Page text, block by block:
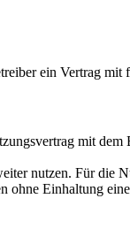
ein Vertrag mit
mit
nutzen. Für die
ohne Einhaltung